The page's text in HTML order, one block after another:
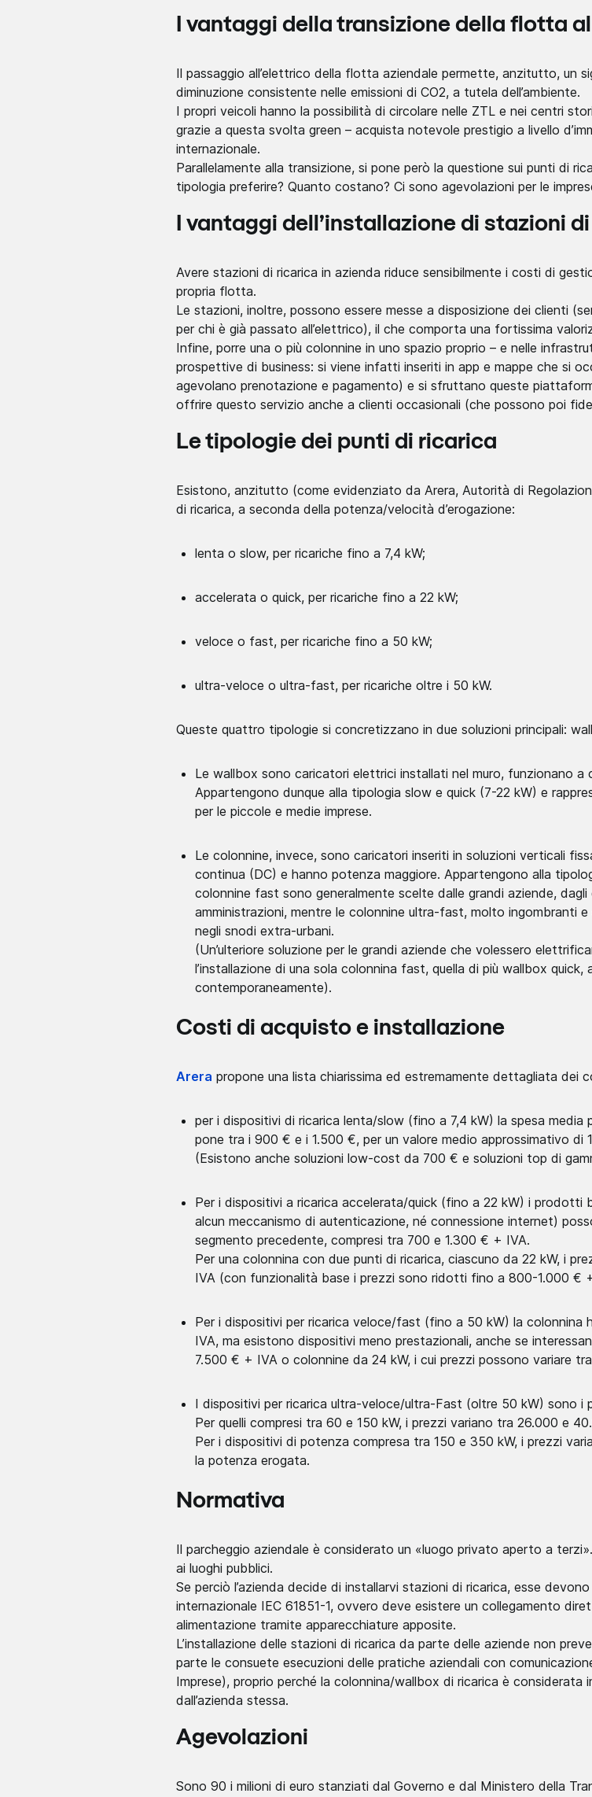
I vantaggi della transizione della flotta
Il passaggio all’elettrico della flotta aziendale permette, anzitutto, un
diminuzione consistente nelle emissioni di CO2, a tutela dell’ambiente.
I propri veicoli hanno la possibilità di circolare nelle ZTL e nei centri
grazie a questa svolta green – acquista notevole prestigio a livello
internazionale.
Parallelamente alla transizione, si pone però la questione sui punti di
tipologia preferire? Quanto costano? Ci sono agevolazioni per le
I vantaggi dell’installazione di stazioni
Avere stazioni di ricarica in azienda riduce sensibilmente i costi di
propria flotta.
Le stazioni, inoltre, possono essere messe a disposizione dei clienti
per chi è già passato all’elettrico), il che comporta una fortissima
Infine, porre una o più colonnine in uno spazio proprio – e nelle
prospettive di business: si viene infatti inseriti in app e mappe che si
agevolano prenotazione e pagamento) e si sfruttano queste
offrire questo servizio anche a clienti occasionali (che possono poi
Le tipologie dei punti di ricarica
Esistono, anzitutto (come evidenziato da Arera, Autorità di
di ricarica, a seconda della potenza/velocità d’erogazione:
lenta o slow, per ricariche fino a 7,4 kW;
accelerata o quick, per ricariche fino a 22 kW;
veloce o fast, per ricariche fino a 50 kW;
ultra-veloce o ultra-fast, per ricariche oltre i 50 kW.
Queste quattro tipologie si concretizzano in due soluzioni principali:
Le wallbox sono caricatori elettrici installati nel muro, funzionano
Appartengono dunque alla tipologia slow e quick (7-22 kW) e
per le piccole e medie imprese.
Le colonnine, invece, sono caricatori inseriti in soluzioni verticali
continua (DC) e hanno potenza maggiore. Appartengono alla
colonnine fast sono generalmente scelte dalle grandi aziende, dagli
amministrazioni, mentre le colonnine ultra-fast, molto ingombranti
negli snodi extra-urbani.
(Un’ulteriore soluzione per le grandi aziende che volessero
l’installazione di una sola colonnina fast, quella di più wallbox quick,
contemporaneamente).
Costi di acquisto e installazione
Arera propone una lista chiarissima ed estremamente dettagliata dei
per i dispositivi di ricarica lenta/slow (fino a 7,4 kW) la spesa media
pone tra i 900 € e i 1.500 €, per un valore medio approssimativo di
(Esistono anche soluzioni low-cost da 700 € e soluzioni top di
Per i dispositivi a ricarica accelerata/quick (fino a 22 kW) i prodotti
alcun meccanismo di autenticazione, né connessione internet)
segmento precedente, compresi tra 700 e 1.300 € + IVA.
Per una colonnina con due punti di ricarica, ciascuno da 22 kW, i
IVA (con funzionalità base i prezzi sono ridotti fino a 800-1.000 €
Per i dispositivi per ricarica veloce/fast (fino a 50 kW) la
IVA, ma esistono dispositivi meno prestazionali, anche se
7.500 € + IVA o colonnine da 24 kW, i cui prezzi possono variare
I dispositivi per ricarica ultra-veloce/ultra-Fast (oltre 50 kW) sono i
Per quelli compresi tra 60 e 150 kW, i prezzi variano tra 26.000 e
Per i dispositivi di potenza compresa tra 150 e 350 kW, i prezzi
la potenza erogata.
Normativa
Il parcheggio aziendale è considerato un «luogo privato aperto a
ai luoghi pubblici.
Se perciò l’azienda decide di installarvi stazioni di ricarica, esse
internazionale IEC 61851-1, ovvero deve esistere un collegamento
alimentazione tramite apparecchiature apposite.
L’installazione delle stazioni di ricarica da parte delle aziende non
parte le consuete esecuzioni delle pratiche aziendali con
Imprese), proprio perché la colonnina/wallbox di ricarica è
dall’azienda stessa.
Agevolazioni
Sono 90 i milioni di euro stanziati dal Governo e dal Ministero della